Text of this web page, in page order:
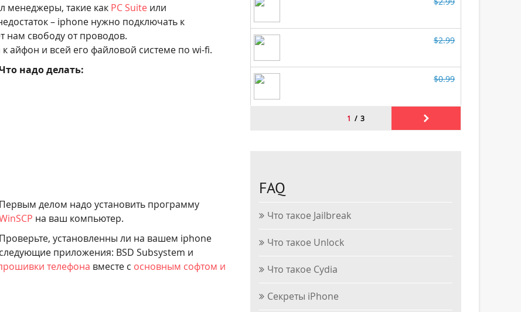
менеджеры, такие как PC Suite или
– iphone нужно подключать к
нам свободу от проводов.
айфон и всей его файловой системе по wi-fi.
надо делать:
Первым делом надо установить программу
на ваш компьютер.
Проверьте, установленны ли на вашем iphone
следующие приложения: BSD Subsystem и
телефона вместе с основным софтом и
FAQ
Что такое Jailbreak
Что такое Unlock
Что такое Cydia
Секреты iPhone